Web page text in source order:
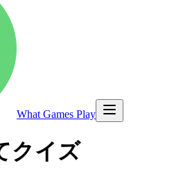
What Games Play
クイズ